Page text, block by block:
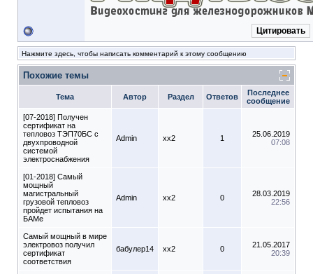
Цитировать
Нажмите здесь, чтобы написать комментарий к этому сообщению
Похожие темы
Тема Автор Раздел Ответов
Последнее
сообщение
[07-2018] Получен
сертификат на
тепловоз ТЭП70БС с
двухпроводной
системой
электроснабжения
Admin xx2 1
25.06.2019
07:08
[01-2018] Самый
мощный
магистральный
грузовой тепловоз
пройдет испытания на
БАМе
Admin xx2 0
28.03.2019
22:56
Самый мощный в мире
электровоз получил
сертификат
соответствия
бабулер14 xx2 0
21.05.2017
20:39